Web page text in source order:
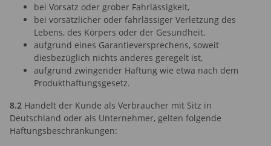
bei Vorsatz oder grober Fahrlässigkeit,
bei vorsätzlicher oder fahrlässiger Verletzung des
Lebens, des Körpers oder der Gesundheit,
aufgrund eines Garantieversprechens, soweit
diesbezüglich nichts anderes geregelt ist,
aufgrund zwingender Haftung wie etwa nach dem
Produkthaftungsgesetz.
8.2 Handelt der Kunde als Verbraucher mit Sitz in
Deutschland oder als Unternehmer, gelten folgende
Haftungsbeschränkungen: